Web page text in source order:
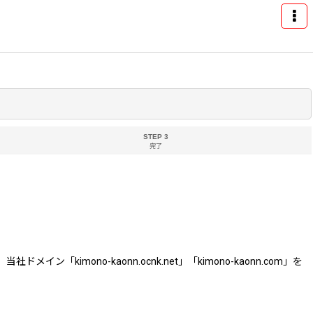
STEP 3
完了
当社ドメイン「kimono-kaonn.ocnk.net」「kimono-kaonn.com」を